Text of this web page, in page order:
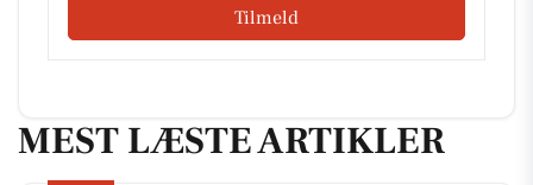
Tilmeld
MEST LÆSTE ARTIKLER